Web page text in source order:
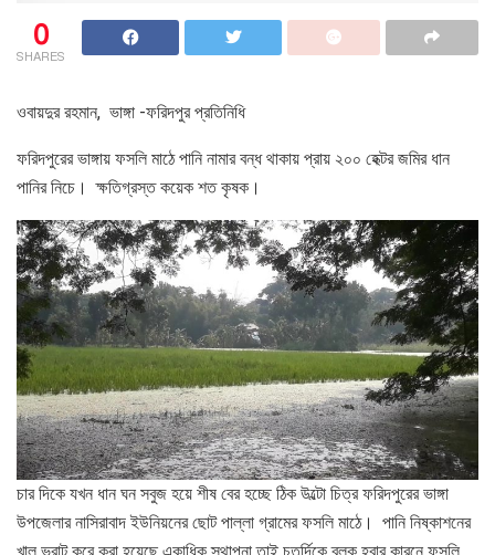
0
SHARES
ওবায়দুর রহমান, ভাঙ্গা -ফরিদপুর প্রতিনিধি
ফরিদপুরের ভাঙ্গায় ফসলি মাঠে পানি নামার বন্ধ থাকায় প্রায় ২০০ হেক্টর জমির ধান
পানির নিচে। ক্ষতিগ্রস্ত কয়েক শত কৃষক।
চার দিকে যখন ধান ঘন সবুজ হয়ে শীষ বের হচ্ছে ঠিক উল্টো চিত্র ফরিদপুরের ভাঙ্গা
উপজেলার নাসিরাবাদ ইউনিয়নের ছোট পাল্লা গ্রামের ফসলি মাঠে। পানি নিষ্কাশনের